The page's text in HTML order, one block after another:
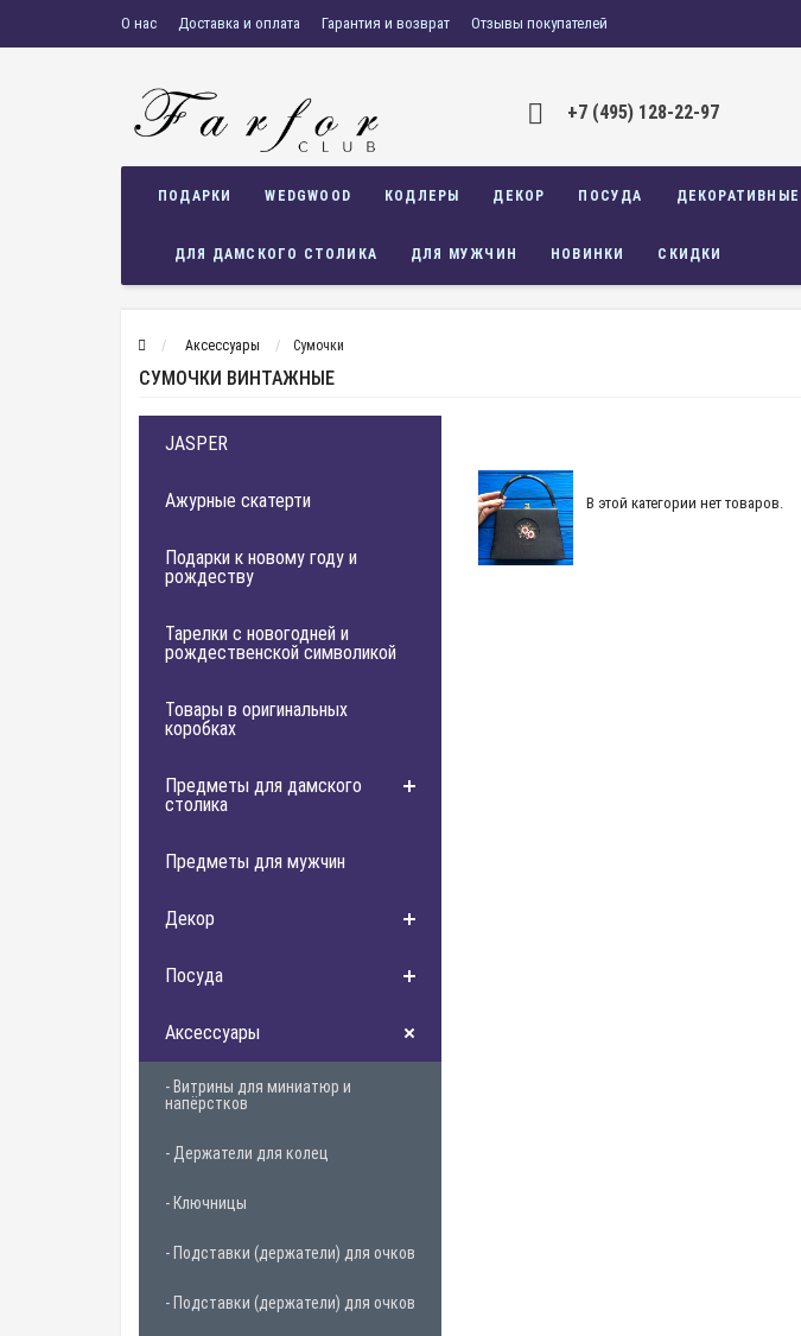
О нас Доставка и оплата Гарантия и возврат Отзывы покупателей
+7 (495) 128-22-97
ПОДАРКИ WEDGWOOD КОДЛЕРЫ ДЕКОР ПОСУДА ДЕКОРАТИВНЫЕ
ДЛЯ ДАМСКОГО СТОЛИКА ДЛЯ МУЖЧИН НОВИНКИ СКИДКИ
Аксессуары Сумочки
СУМОЧКИ ВИНТАЖНЫЕ
JASPER
Ажурные скатерти
Подарки к новому году и
рождеству
Тарелки с новогодней и
рождественской символикой
Товары в оригинальных
коробках
Предметы для дамского
столика
Предметы для мужчин
Декор
Посуда
Аксессуары
- Витрины для миниатюр и
напёрстков
- Держатели для колец
- Ключницы
- Подставки (держатели) для очков
- Подставки (держатели) для очков
В этой категории нет товаров.